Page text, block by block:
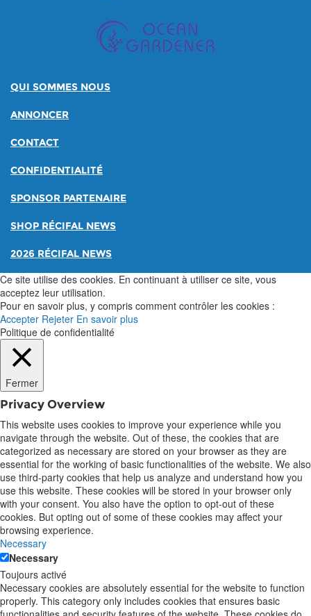
QUI SOMMES NOUS
ANNONCER
CONTACT
CONFIDENTIALITÉ
SPONSOR PARTENAIRE
SHOP RÉCIFAL NEWS
2026 RÉCIFAL NEWS
Ce site utilise des cookies. En continuant à utiliser ce site, vous
acceptez leur utilisation.
Pour en savoir plus, y compris comment contrôler les cookies :
Accepter Rejeter En savoir plus
Politique de confidentialité
Fermer
Privacy Overview
This website uses cookies to improve your experience while you
navigate through the website. Out of these, the cookies that are
categorized as necessary are stored on your browser as they are
essential for the working of basic functionalities of the website. We also
use third-party cookies that help us analyze and understand how you
use this website. These cookies will be stored in your browser only
with your consent. You also have the option to opt-out of these
cookies. But opting out of some of these cookies may affect your
browsing experience.
Necessary
Necessary
Toujours activé
Necessary cookies are absolutely essential for the website to function
properly. This category only includes cookies that ensures basic